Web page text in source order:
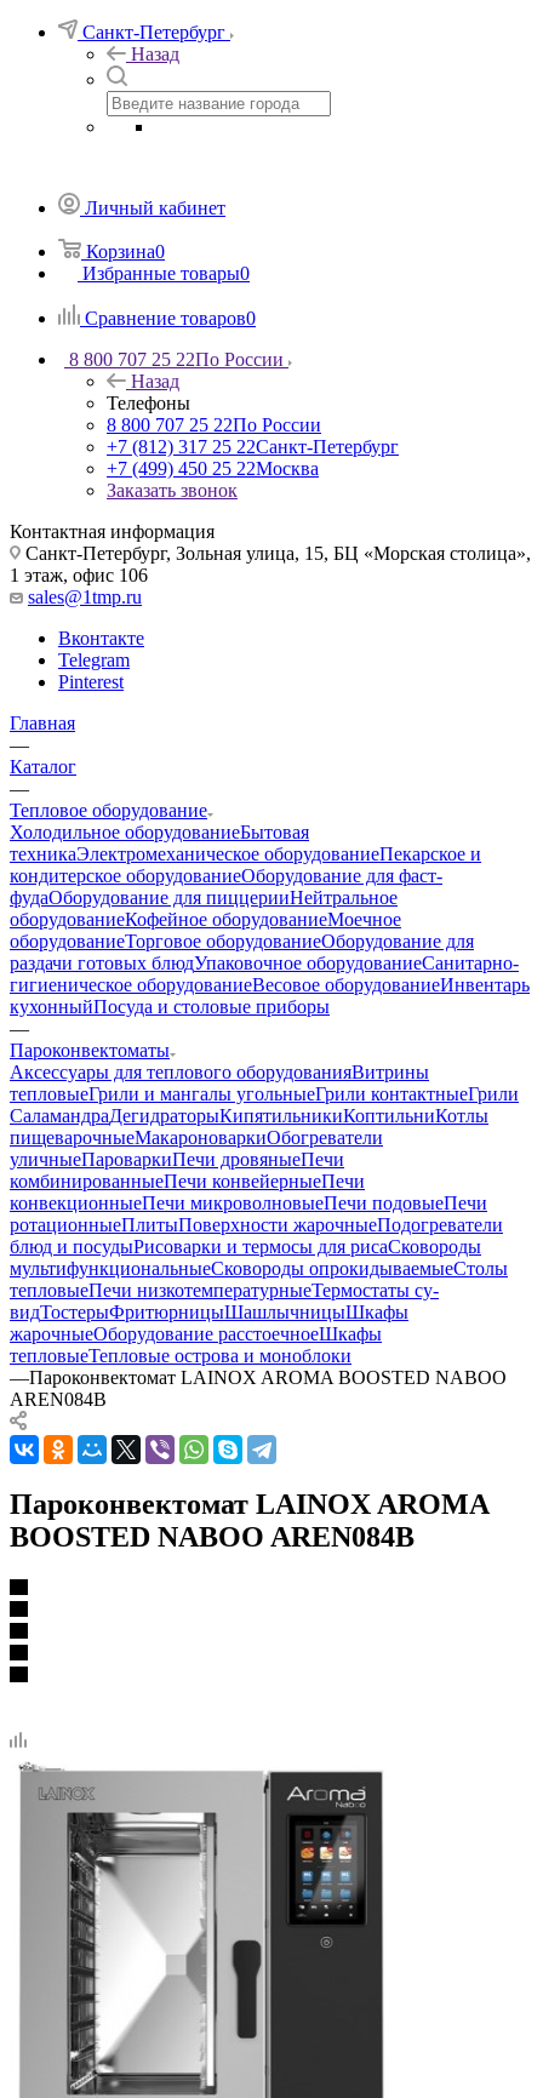
Санкт-Петербург
Назад
Личный кабинет
Корзина0
Избранные товары0
Сравнение товаров0
8 800 707 25 22По России
Назад
Телефоны
8 800 707 25 22По России
+7 (812) 317 25 22Санкт-Петербург
+7 (499) 450 25 22Москва
Заказать звонок
Контактная информация
Санкт-Петербург, Зольная улица, 15, БЦ «Морская столица»,
1 этаж, офис 106
sales@1tmp.ru
Вконтакте
Telegram
Pinterest
Главная
—
Каталог
—
Тепловое оборудование
Холодильное оборудованиеБытовая
техникаЭлектромеханическое оборудованиеПекарское и
кондитерское оборудованиеОборудование для фаст-
фудаОборудование для пиццерииНейтральное
оборудованиеКофейное оборудованиеМоечное
оборудованиеТорговое оборудованиеОборудование для
раздачи готовых блюдУпаковочное оборудованиеСанитарно-
гигиеническое оборудованиеВесовое оборудованиеИнвентарь
кухонныйПосуда и столовые приборы
—
Пароконвектоматы
Аксессуары для теплового оборудованияВитрины
тепловыеГрили и мангалы угольныеГрили контактныеГрили
СаламандраДегидраторыКипятильникиКоптильниКотлы
пищеварочныеМакароноваркиОбогреватели
уличныеПароваркиПечи дровяныеПечи
комбинированныеПечи конвейерныеПечи
конвекционныеПечи микроволновыеПечи подовыеПечи
ротационныеПлитыПоверхности жарочныеПодогреватели
блюд и посудыРисоварки и термосы для рисаСковороды
мультифункциональныеСковороды опрокидываемыеСтолы
тепловыеПечи низкотемпературныеТермостаты су-
видТостерыФритюрницыШашлычницыШкафы
жарочныеОборудование расстоечноеШкафы
тепловыеТепловые острова и моноблоки
—Пароконвектомат LAINOX AROMA BOOSTED NABOO
AREN084B
Пароконвектомат LAINOX AROMA
BOOSTED NABOO AREN084B